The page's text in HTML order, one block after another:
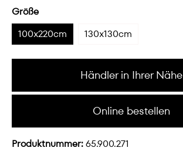
Größe
100x220cm
130x130cm
Händler in Ihrer Nähe
Online bestellen
Produktnummer:65.900.271